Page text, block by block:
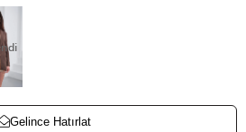
Gelince Hatırlat